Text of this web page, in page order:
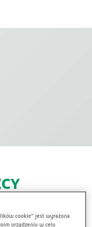
Zwycięskimi
cookie” jest wyrażona
urządzeniu w celu